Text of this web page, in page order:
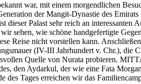
war, mit einem morgendlichen
der Mangit-Dynastie des Emirats
Palast sehr reich an interessanten
sehen, wie schöne handgefertigte
Reise nicht vorstellen kann.
(IV-III Jahrhundert v. Chr.),
Quelle von Nurata probieren.
den Aydarkul, der wie eine Fata
Tages erreichen wir das